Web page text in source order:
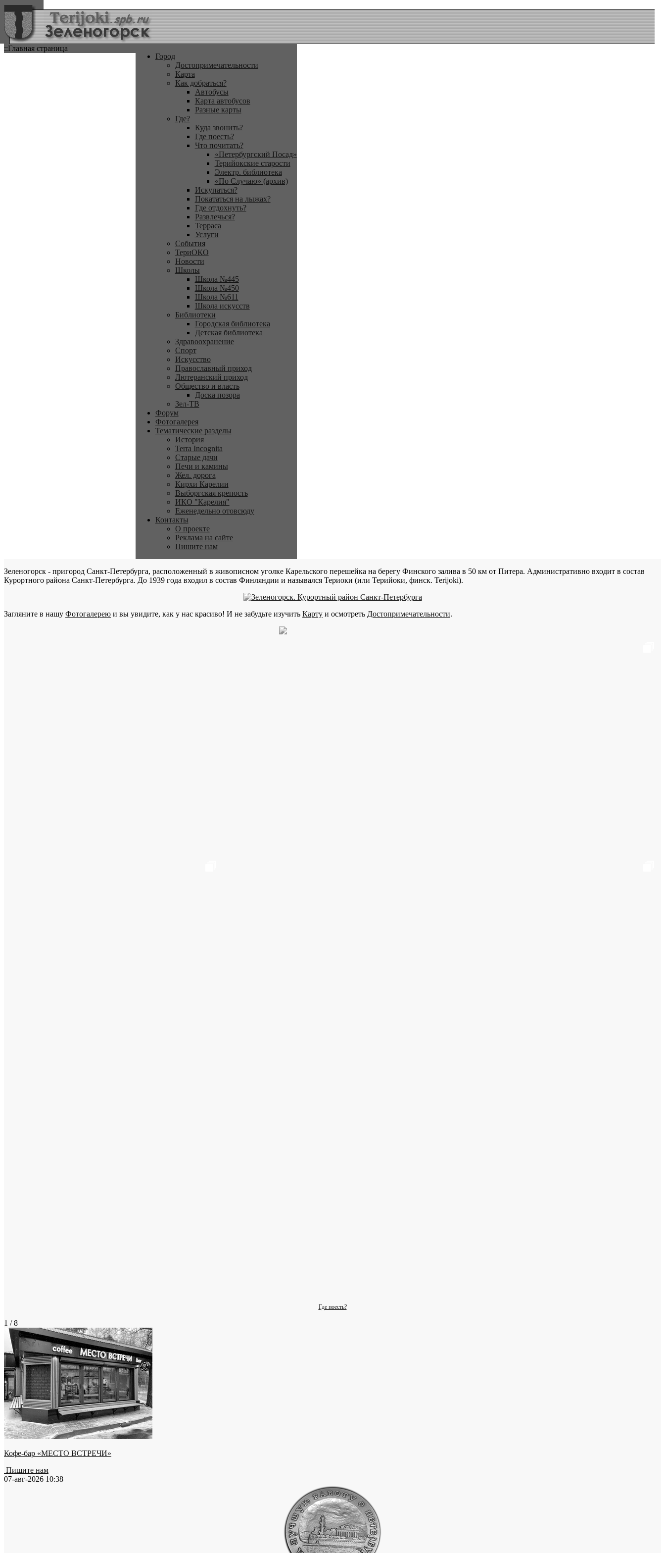
::Главная страница
Город
Достопримечательности
Карта
Как добраться?
Автобусы
Карта автобусов
Разные карты
Где?
Куда звонить?
Где поесть?
Что почитать?
«Петербургский Посад»
Терийокские старости
Электр. библиотека
«По Случаю» (архив)
Искупаться?
Покататься на лыжах?
Где отдохнуть?
Развлечься?
Терраса
Услуги
События
ТериОКО
Новости
Школы
Школа №445
Школа №450
Школа №611
Школа искусств
Библиотеки
Городская библиотека
Детская библиотека
Здравоохранение
Спорт
Искусство
Православный приход
Лютеранский приход
Общество и власть
Доска позора
Зел-ТВ
Форум
Фотогалерея
Тематические разделы
История
Terra Incognita
Старые дачи
Печи и камины
Жел. дорога
Кирхи Карелии
Выборгская крепость
ИКО "Карелия"
Еженедельно отовсюду
Контакты
О проекте
Реклама на сайте
Пишите нам
Зеленогорск - пригород Санкт-Петербурга, расположенный в живописном уголке Карельского перешейка на берегу Финского залива в 50 км от Питера. Административно входит в состав
Курортного района Санкт-Петербурга. До 1939 года входил в состав Финляндии и назывался Териоки (или Терийоки, финск. Terijoki).
Загляните в нашу Фотогалерею и вы увидите, как у нас красиво! И не забудьте изучить Карту и осмотреть Достопримечательности.
Где поесть?
1 / 8
Кофе-бар «МЕСТО ВСТРЕЧИ»
Пишите нам
07-авг-2026 10:38